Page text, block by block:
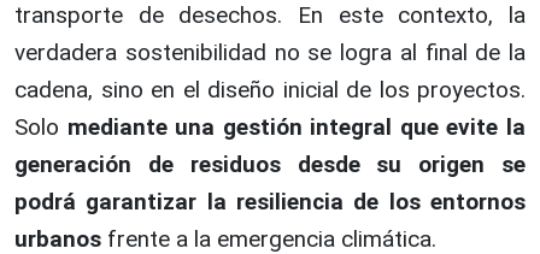
transporte de desechos. En este contexto, la
verdadera sostenibilidad no se logra al final de la
cadena, sino en el diseño inicial de los proyectos.
Solo mediante una gestión integral que evite la
generación de residuos desde su origen se
podrá garantizar la resiliencia de los entornos
urbanos frente a la emergencia climática.